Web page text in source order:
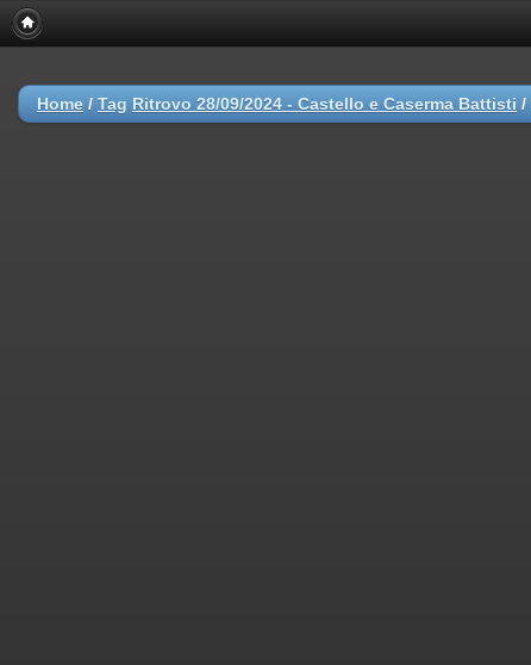
Home / Tag Ritrovo 28/09/2024 - Castello e Caserma Battisti /